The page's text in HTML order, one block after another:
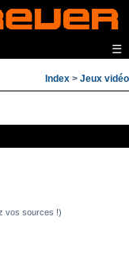
☰
Index > Jeux vidéo
vos sources !)